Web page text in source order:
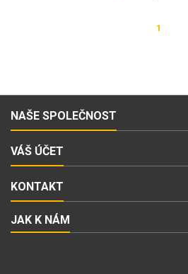
1
NAŠE SPOLEČNOST
VÁŠ ÚČET
KONTAKT
JAK K NÁM